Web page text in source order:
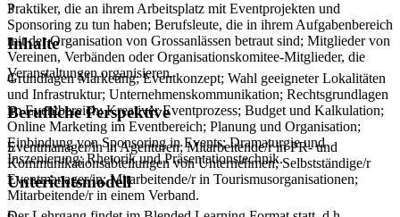
Praktiker, die an ihrem Arbeitsplatz mit Eventprojekten und
Sponsoring zu tun haben; Berufsleute, die in ihrem Aufgabenbereich
mit der Organisation von Grossanlässen betraut sind; Mitglieder von
Vereinen, Verbänden oder Organisationskomitee-Mitglieder, die
Veranstaltungen organisieren.
3
Inhalte
Grundlagen Marketing; Eventkonzept; Wahl geeigneter Lokalitäten
und Infrastruktur; Unternehmenskommunikation; Rechtsgrundlagen
im Eventbereich; Kreativer Eventprozess; Budget und Kalkulation;
Online Marketing im Eventbereich; Planung und Organisation;
Einbindung von Sponsoring in Events; Dramaturgie und
Inszenierung; Rhetorik und Präsentationstechnik.
4
Berufliche Perspektive
Eventmanager/in in Agenturen; Mitarbeitende/r in PR- und
Kommunikationsabteilungen von Unternehmen; Selbstständige/r
Eventmanager/in; Mitarbeitende/r in Tourismusorganisationen;
Mitarbeitende/r in einem Verband.
5
Unterichtsmodell